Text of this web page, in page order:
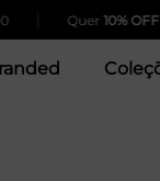
10% OFFna